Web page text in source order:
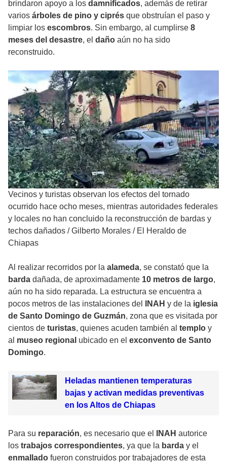
brindaron apoyo a los damnificados, además de retirar
varios árboles de pino y ciprés que obstruían el paso y
limpiar los escombros. Sin embargo, al cumplirse 8
meses del desastre, el daño aún no ha sido
reconstruido.
Vecinos y turistas observan los efectos del tornado
ocurrido hace ocho meses, mientras autoridades federales
y locales no han concluido la reconstrucción de bardas y
techos dañados /Gilberto Morales / El Heraldo de
Chiapas
Al realizar recorridos por la alameda, se constató que la
barda dañada, de aproximadamente 10 metros de largo,
aún no ha sido reparada. La estructura se encuentra a
pocos metros de las instalaciones del
INAH y de la iglesia
de Santo Domingo de Guzmán, zona que es visitada por
cientos de turistas, quienes acuden también al templo y
al museo regional ubicado en el exconvento de Santo
Domingo.
Heladas mantienen temperaturas
bajas y activan medidas preventivas
en los Altos de Chiapas
Para su reparación, es necesario que el INAH autorice
los trabajos correspondientes, ya que la barda y el
enmallado fueron construidos por trabajadores de esta